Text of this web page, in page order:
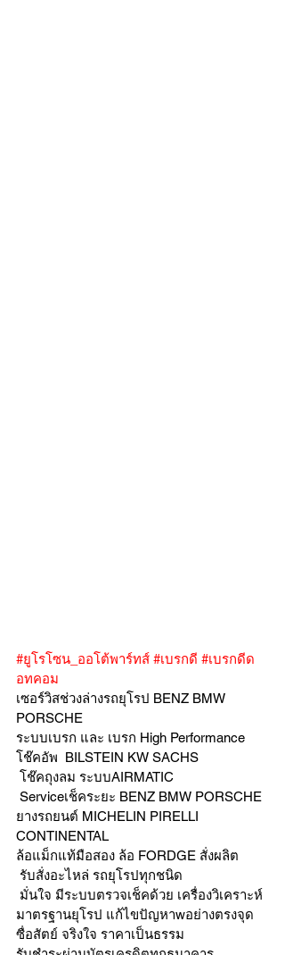
#ยูโรโซน_ออโต้พาร์ทส์ #เบรกดี #เบรกดีด
อทคอม
เซอร์วิสช่วงล่างรถยุโรป BENZ BMW
PORSCHE
ระบบเบรก และ เบรก High Performance
โช๊คอัพ  BILSTEIN KW SACHS
โช๊คถุงลม ระบบAIRMATIC
Serviceเช็คระยะ BENZ BMW PORSCHE
ยางรถยนต์ MICHELIN PIRELLI
CONTINENTAL
ล้อแม็กแท้มือสอง ล้อ FORDGE สั่งผลิต
รับสั่งอะไหล่ รถยุโรปทุกชนิด
มาตรฐานยุโรป แก้ไขปัญหาwอย่างตรงจุด
ซื่อสัตย์ จริงใจ ราคาเป็นธรรม